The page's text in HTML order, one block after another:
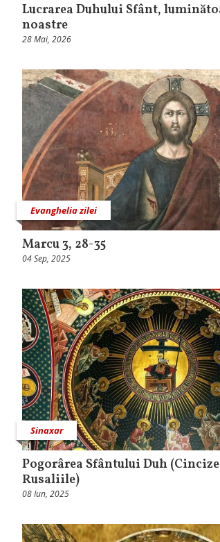
Lucrarea Duhului Sfânt,
noastre
28 Mai, 2026
Evanghelia zilei
Marcu 3, 28-35
04 Sep, 2025
Sinaxar
Pogorârea Sfântului Duh
Rusaliile)
08 Iun, 2025